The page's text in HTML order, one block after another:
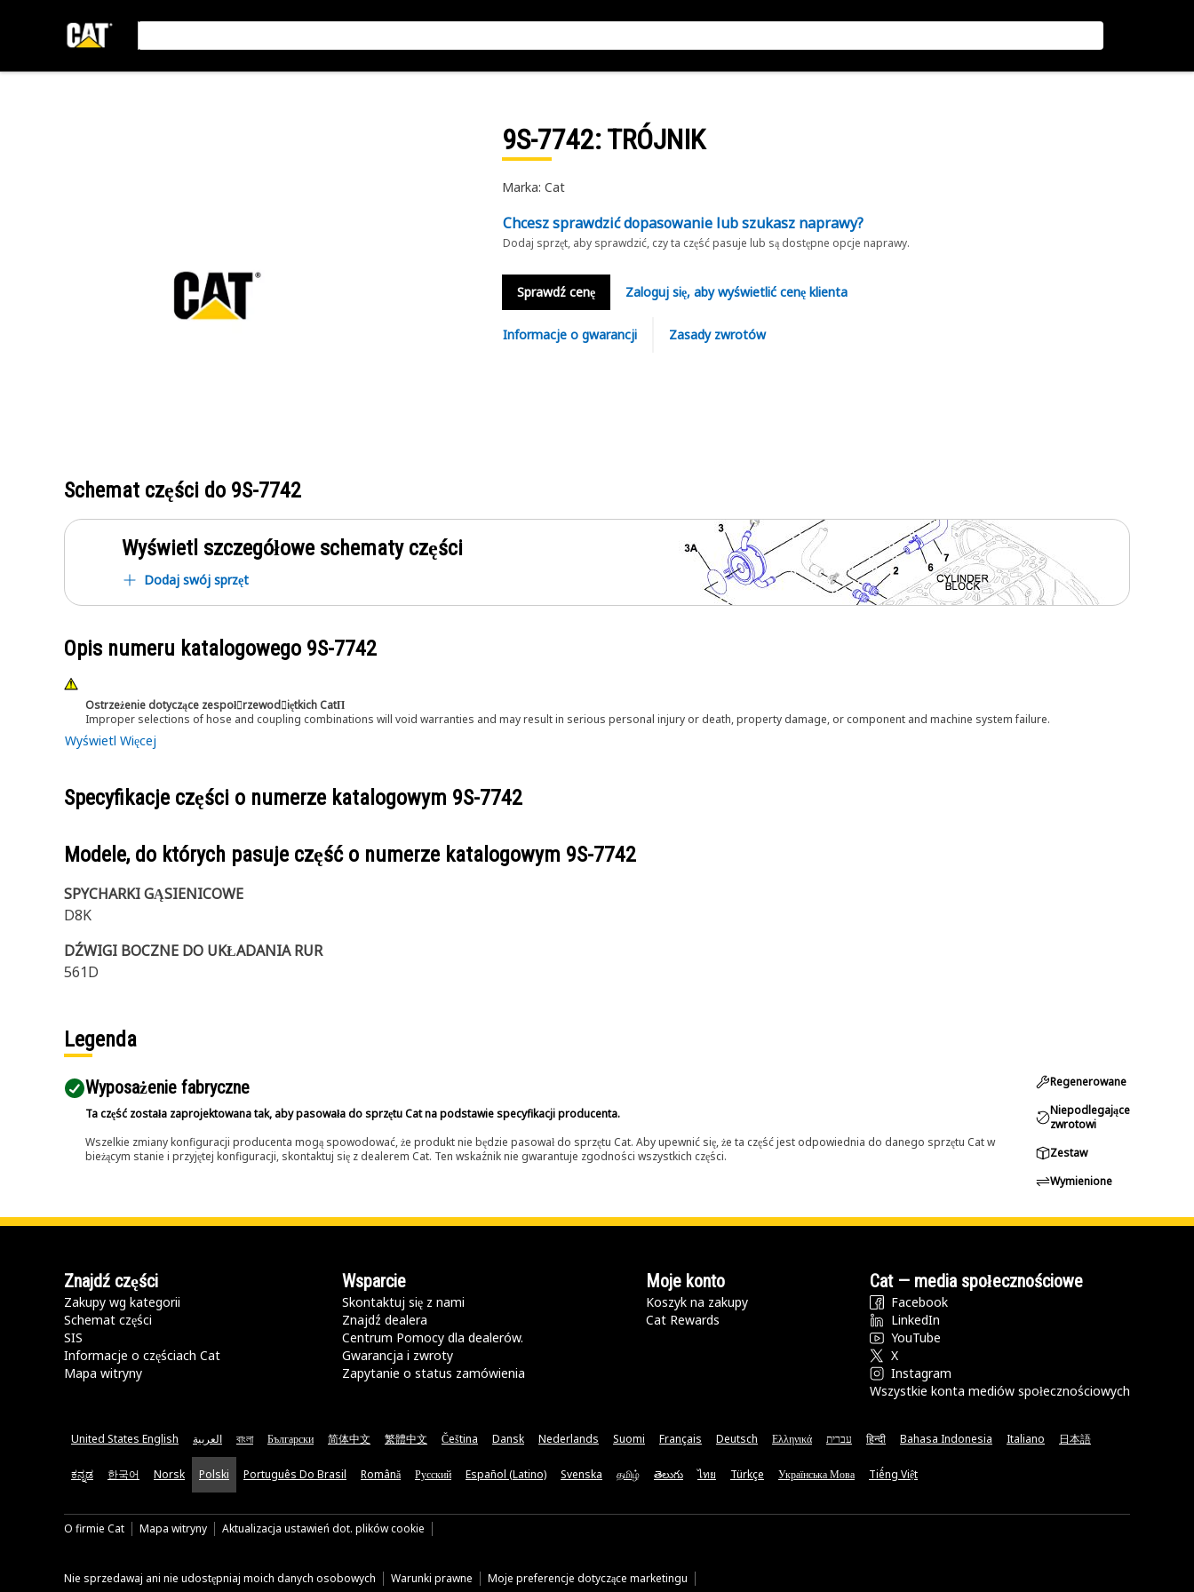
9S-7742: TRÓJNIK
Marka: Cat
Chcesz sprawdzić dopasowanie lub szukasz naprawy?
Dodaj sprzęt, aby sprawdzić, czy ta część pasuje lub są dostępne opcje naprawy.
Sprawdź cenę Zaloguj się, aby wyświetlić cenę klienta
Informacje o gwarancji Zasady zwrotów
Schemat części do 9S-7742
Wyświetl szczegółowe schematy części
Dodaj swój sprzęt
Opis numeru katalogowego 9S-7742
Ostrzeżenie dotyczące zespoł󷠰rzewod󷠧iętkich CatΠ
Improper selections of hose and coupling combinations will void warranties and may result in serious personal injury or death, property damage, or component and machine system failure.
Wyświetl Więcej
Specyfikacje części o numerze katalogowym 9S-7742
Modele, do których pasuje część o numerze katalogowym 9S-7742
SPYCHARKI GĄSIENICOWE
D8K
DŹWIGI BOCZNE DO UKŁADANIA RUR
561D
Legenda
Wyposażenie fabryczne
Ta część została zaprojektowana tak, aby pasowała do sprzętu Cat na podstawie specyfikacji producenta.
Wszelkie zmiany konfiguracji producenta mogą spowodować, że produkt nie będzie pasował do sprzętu Cat. Aby upewnić się, że ta część jest odpowiednia do danego sprzętu Cat w
bieżącym stanie i przyjętej konfiguracji, skontaktuj się z dealerem Cat. Ten wskaźnik nie gwarantuje zgodności wszystkich części.
Regenerowane
Niepodlegające
zwrotowi
Zestaw
Wymienione
Znajdź części
Zakupy wg kategorii
Schemat części
SIS
Informacje o częściach Cat
Mapa witryny
Wsparcie
Skontaktuj się z nami
Znajdź dealera
Centrum Pomocy dla dealerów.
Gwarancja i zwroty
Zapytanie o status zamówienia
Moje konto
Koszyk na zakupy
Cat Rewards
Cat — media społecznościowe
Facebook
LinkedIn
YouTube
X
Instagram
Wszystkie konta mediów społecznościowych
United States English العربية বাংলা Български 简体中文 繁體中文 Čeština Dansk Nederlands Suomi Français Deutsch Ελληνικά עברית हिन्दी Bahasa Indonesia Italiano 日本語
ಕನ್ನಡ 한국어 Norsk Polski Português Do Brasil Română Русский Español (Latino) Svenska தமிழ் తెలుగు ไทย Türkçe Українська Мова Tiếng Việt
O firmie Cat Mapa witryny Aktualizacja ustawień dot. plików cookie
Nie sprzedawaj ani nie udostępniaj moich danych osobowych Warunki prawne Moje preferencje dotyczące marketingu